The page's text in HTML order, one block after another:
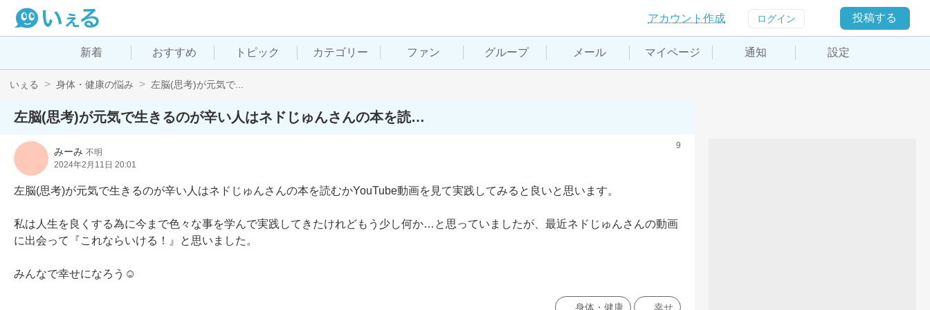
アカウント作成 ログイン 投稿する
新着 おすすめ トピック カテゴリー ファン グループ メール マイページ 通知 設定
いぇる 身体・健康の悩み 左脳(思考)が元気で...
左脳(思考)が元気で生きるのが辛い人はネドじゅんさんの本を読…
みーみ 不明
2024年2月11日 20:01
9
左脳(思考)が元気で生きるのが辛い人はネドじゅんさんの本を読むかYouTube動画を見て実践してみると良いと思います。
私は人生を良くする為に今まで色々な事を学んで実践してきたけれどもう少し何か…と思っていましたが、最近ネドじゅんさんの動画
に出会って『これならいける！』と思いました。
みんなで幸せになろう☺️
身体・健康 幸せ